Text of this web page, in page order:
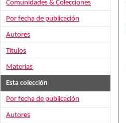
Comunidades & Colecciones
Por fecha de publicación
Autores
Títulos
Materias
Esta colección
Por fecha de publicación
Autores